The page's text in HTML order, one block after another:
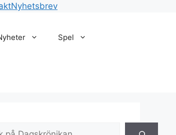
Nyhetsbrev
Spel